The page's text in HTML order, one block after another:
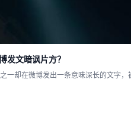
发文暗讽片方？
一却在微博发出一条意味深长的文字